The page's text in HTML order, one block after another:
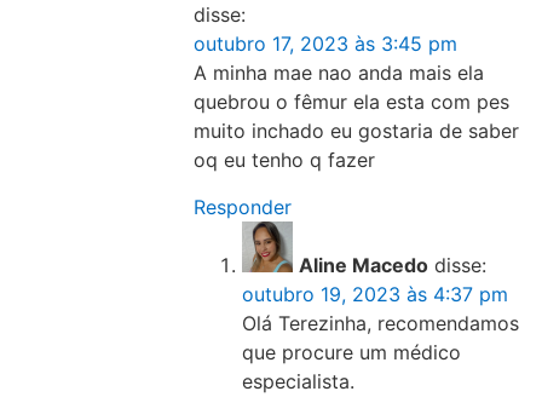
disse:
outubro 17, 2023 às 3:45 pm
A minha mae nao anda mais ela
quebrou o fêmur ela esta com pes
muito inchado eu gostaria de saber
oq eu tenho q fazer
Responder
Aline Macedo disse:
outubro 19, 2023 às 4:37 pm
Olá Terezinha, recomendamos
que procure um médico
especialista.